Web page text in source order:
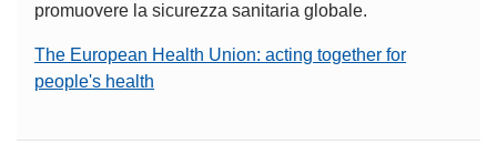
promuovere la sicurezza sanitaria globale.
The European Health Union: acting together for
people's health